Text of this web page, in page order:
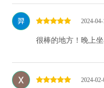
2024-
很棒的地方！晚上
2024-